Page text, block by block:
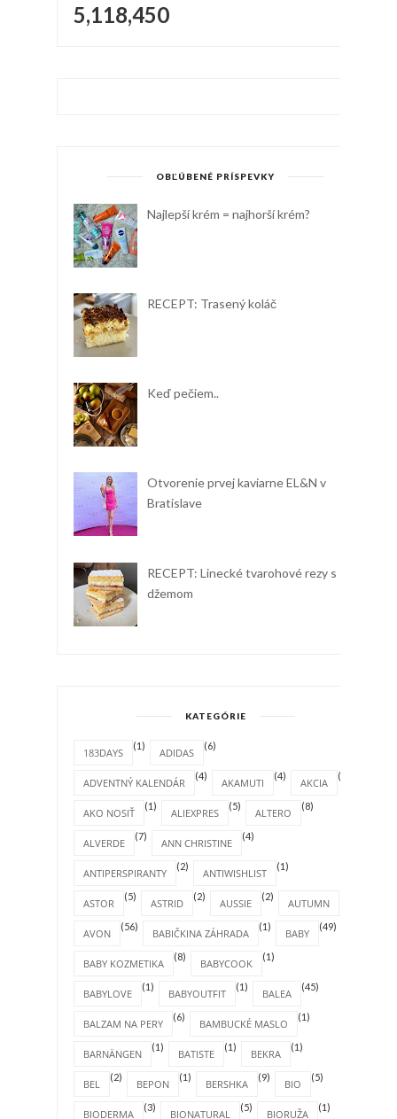
5,118,450
OBĽÚBENÉ PRÍSPEVKY
Najlepší krém = najhorší krém?
RECEPT: Trasený koláč
Keď pečiem..
Otvorenie prvej kaviarne EL&N v
Bratislave
RECEPT: Linecké tvarohové rezy s
džemom
KATEGÓRIE
183DAYS
(1)
ADIDAS
(6)
ADVENTNÝ KALENDÁR
(4)
AKAMUTI
(4)
AKCIA
(1)
AKO NOSIŤ
(1)
ALIEXPRES
(5)
ALTERO
(8)
ALVERDE
(7)
ANN CHRISTINE
(4)
ANTIPERSPIRANTY
(2)
ANTIWISHLIST
(1)
ASTOR
(5)
ASTRID
(2)
AUSSIE
(2)
AUTUMN
AVON
(56)
BABIČKINA ZÁHRADA
(1)
BABY
(49)
BABY KOZMETIKA
(8)
BABYCOOK
(1)
BABYLOVE
(1)
BABYOUTFIT
(1)
BALEA
(45)
BALZAM NA PERY
(6)
BAMBUCKÉ MASLO
(1)
BARNÄNGEN
(1)
BATISTE
(1)
BEKRA
(1)
BEL
(2)
BEPON
(1)
BERSHKA
(9)
BIO
(5)
BIODERMA
(3)
BIONATURAL
(5)
BIORUŽA
(1)